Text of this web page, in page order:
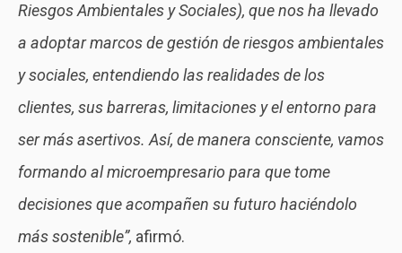
Riesgos Ambientales y Sociales), que nos ha llevado
a adoptar marcos de gestión de riesgos ambientales
y sociales, entendiendo las realidades de los
clientes, sus barreras, limitaciones y el entorno para
ser más asertivos. Así, de manera consciente, vamos
formando al microempresario para que tome
decisiones que acompañen su futuro haciéndolo
más sostenible”, afirmó.